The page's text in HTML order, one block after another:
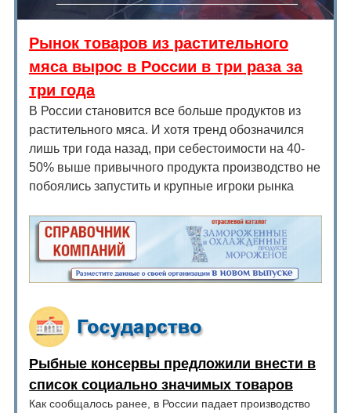
Рынок товаров из растительного
мяса вырос в России в три раза за
три года
В России становится все больше продуктов из
растительного мяса. И хотя тренд обозначился
лишь три года назад, при себестоимости на 40-
50% выше привычного продукта производство не
побоялись запустить и крупные игроки рынка
Рыбные консервы предложили внести в
список социально значимых товаров
Как сообщалось ранее, в России падает производство